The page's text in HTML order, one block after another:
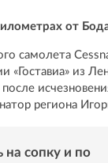
от
самолета
«Гоставиа» из
региона
на сопку и по